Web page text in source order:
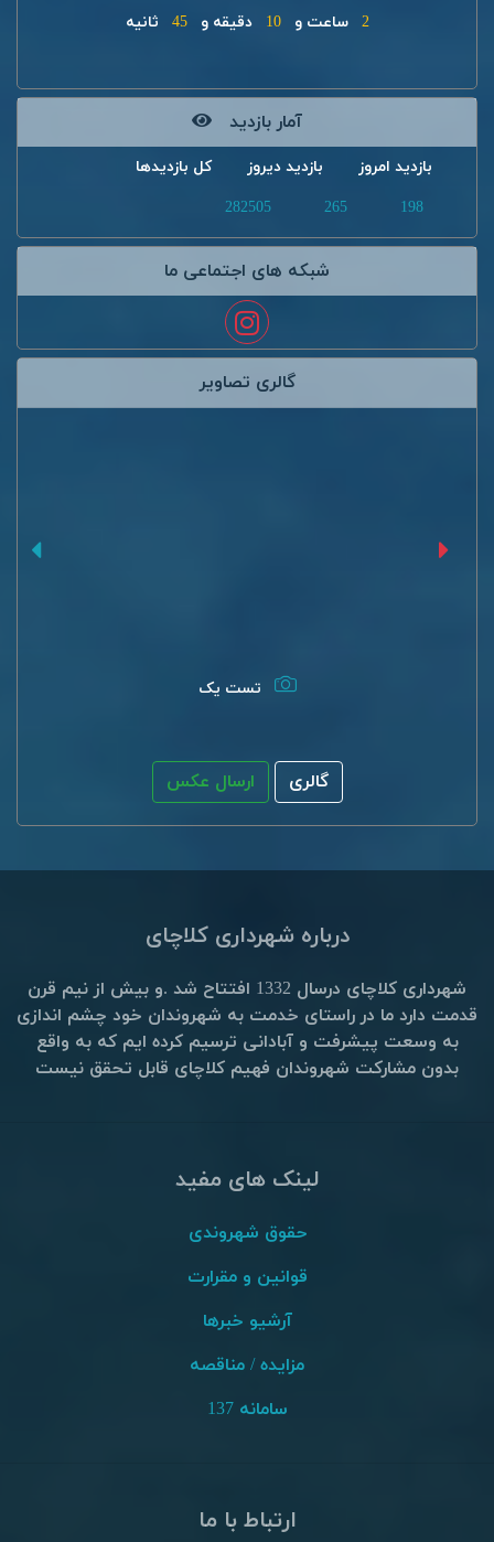
2 ساعت و 10 دقیقه و 45 ثانیه
آمار بازدید
بازدید امروز بازدید دیروز
کل بازدیدها
198
265
282505
شبکه های اجتماعی ما
گالری تصاویر
تست یک
گالری ارسال عکس
درباره شهرداری کلاچای
شهرداری کلاچای درسال 1332 افتتاح شد .و بیش از نیم قرن
قدمت دارد ما در راستای خدمت به شهروندان خود چشم اندازی
به وسعت پیشرفت و آبادانی ترسیم کرده ایم که به واقع
بدون مشارکت شهروندان فهیم کلاچای قابل تحقق نیست
لینک های مفید
حقوق شهروندی
قوانین و مقرارت
آرشیو خبرها
مزایده / مناقصه
سامانه 137
ارتباط با ما